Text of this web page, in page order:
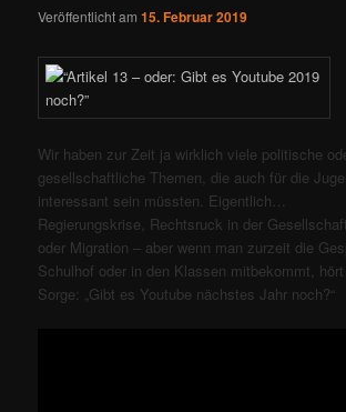
Veröffentlicht am15. Februar 2019
Wir haben zur Zeit ja wirklich viele politische
gesellschaftliche Themen, die auch für die
interessant sein müssten. Eigentlich…
Regierungskrise, Rechtsruck in der
oder Migration – aber wenn man zurzeit die
Schulhof oder in den Klassen mitbekommt,
Sorge: „Gibt es Youtube nächstes Jahr noch?“